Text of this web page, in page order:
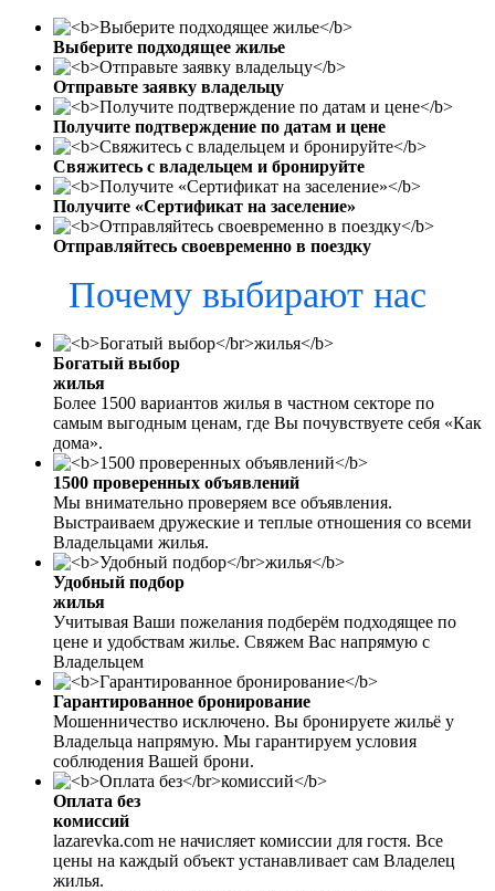
Выберите подходящее жилье
Отправьте заявку владельцу
Получите подтверждение по датам и цене
Свяжитесь с владельцем и бронируйте
Получите «Сертификат на заселение»
Отправляйтесь своевременно в поездку
Почему выбирают нас
Богатый выбор
жилья
Более 1500 вариантов жилья в частном секторе по
самым выгодным ценам, где Вы почувствуете себя «Как
дома».
1500 проверенных объявлений
Мы внимательно проверяем все объявления.
Выстраиваем дружеские и теплые отношения со всеми
Владельцами жилья.
Удобный подбор
жилья
Учитывая Ваши пожелания подберём подходящее по
цене и удобствам жилье. Свяжем Вас напрямую с
Владельцем
Гарантированное бронирование
Мошенничество исключено. Вы бронируете жильё у
Владельца напрямую. Мы гарантируем условия
соблюдения Вашей брони.
Оплата без
комиссий
lazarevka.com не начисляет комиссии для гостя. Все
цены на каждый объект устанавливает сам Владелец
жилья.